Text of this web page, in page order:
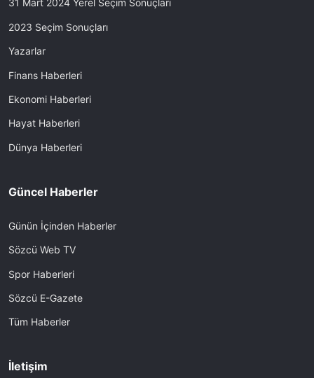
31 Mart 2024 Yerel Seçim Sonuçları
2023 Seçim Sonuçları
Yazarlar
Finans Haberleri
Ekonomi Haberleri
Hayat Haberleri
Dünya Haberleri
Güncel Haberler
Günün İçinden Haberler
Sözcü Web TV
Spor Haberleri
Sözcü E-Gazete
Tüm Haberler
İletişim